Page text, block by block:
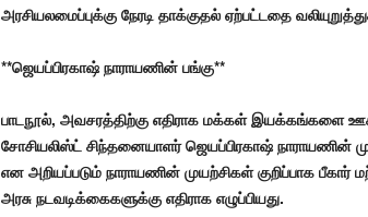
அரசியலமைப்புக்கு நேரடி தாக்குதல் ஏற்பட்டதை
**ஜெயப்பிரகாஷ் நாராயணின் பங்கு**
பாடநூல், அவசரத்திற்கு எதிராக மக்கள் இயக்கங்களை
சோசியலிஸ்ட் சிந்தனையாளர் ஜெயப்பிரகாஷ் நாராயணின்
என அறியப்படும் நாராயணின் முயற்சிகள் குறிப்பாக
அரசு நடவடிக்கைகளுக்கு எதிராக எழுப்பியது.